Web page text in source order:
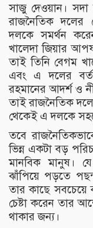
সাজু দেওয়ান।
রাজনৈতিক দলের
দলকে সমর্থন
খালেদা জিয়ার
তাই তিনি বেগম
এবং এ দলের
রহমানের আদর্শ ও
তাই রাজনৈতিক
থেকেই এ দলকে
তবে
ভিন্ন একটা বড়
মানবিক মানুষ।
ঝাঁপিয়ে পড়তে
তার কাছে সবচেয়ে
চেষ্টা করেন তার
থাকার জন্য।